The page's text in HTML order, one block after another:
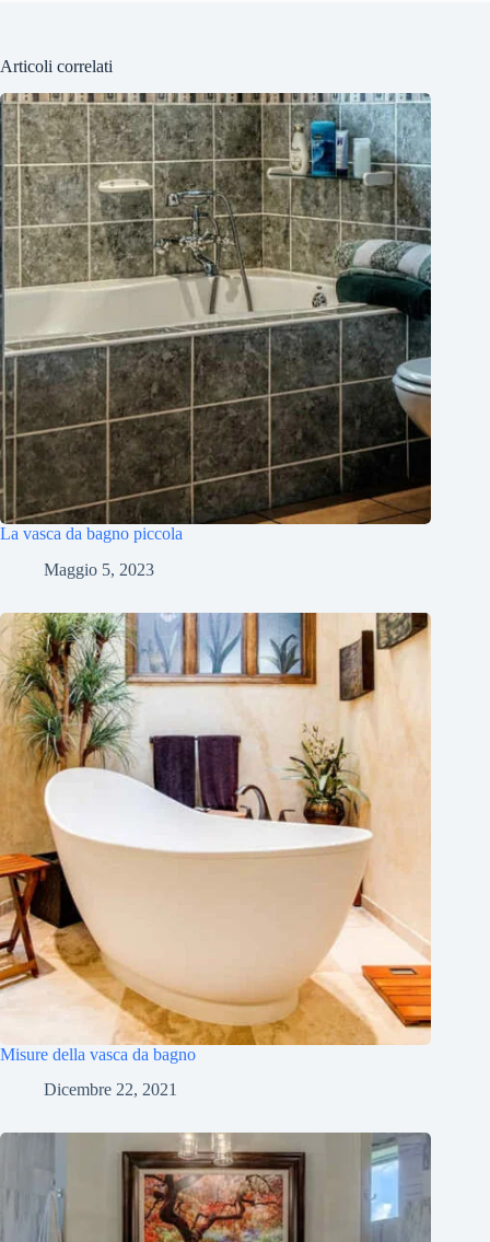
Articoli correlati
La vasca da bagno piccola
Maggio 5, 2023
Misure della vasca da bagno
Dicembre 22, 2021